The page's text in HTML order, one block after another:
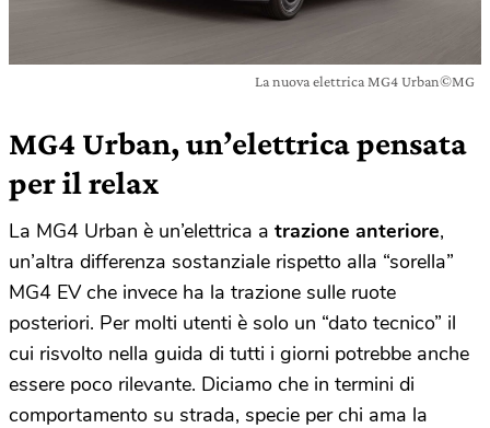
La nuova elettrica MG4 Urban©MG
MG4 Urban, un’elettrica pensata
per il relax
La MG4 Urban è un’elettrica a trazione anteriore,
un’altra differenza sostanziale rispetto alla “sorella”
MG4 EV che invece ha la trazione sulle ruote
posteriori. Per molti utenti è solo un “dato tecnico” il
cui risvolto nella guida di tutti i giorni potrebbe anche
essere poco rilevante. Diciamo che in termini di
comportamento su strada, specie per chi ama la